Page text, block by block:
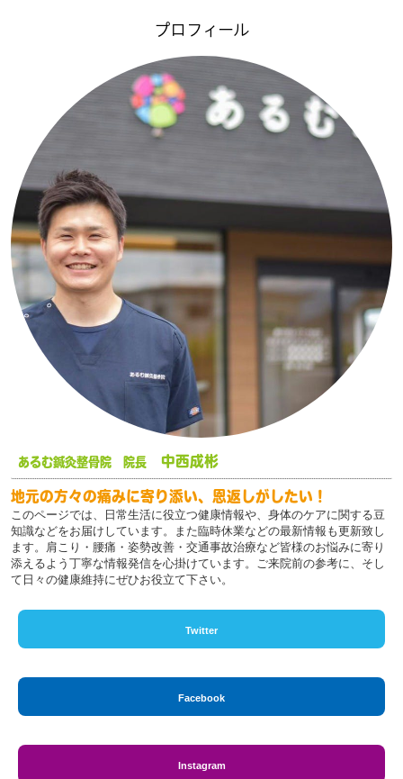
プロフィール
あるむ鍼灸整骨院 院長
中西成彬
地元の方々の痛みに寄り添い、恩返しがしたい！
このページでは、日常生活に役立つ健康情報や、身体のケアに関する豆
知識などをお届けしています。また臨時休業などの最新情報も更新致し
ます。肩こり・腰痛・姿勢改善・交通事故治療など皆様のお悩みに寄り
添えるよう丁寧な情報発信を心掛けています。ご来院前の参考に、そし
て日々の健康維持にぜひお役立て下さい。
Twitter
Facebook
Instagram